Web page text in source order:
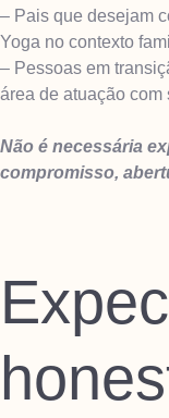
– Pais que desejam
Yoga no contexto
– Pessoas em
área de atuação com
Não é necessária
compromisso,